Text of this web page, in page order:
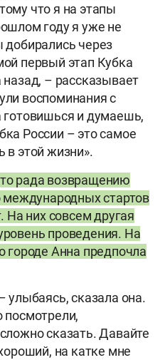
что я на этапы
году я уже не
через
первый этап Кубка
– рассказывает
воспоминания с
готовишься и думаешь,
России – это самое
в этой жизни».
рада возвращению
международных стартов
На них совсем другая
проведения. На
городе Анна предпочла
улыбаясь, сказала она.
посмотрели,
сказать. Давайте
на катке мне